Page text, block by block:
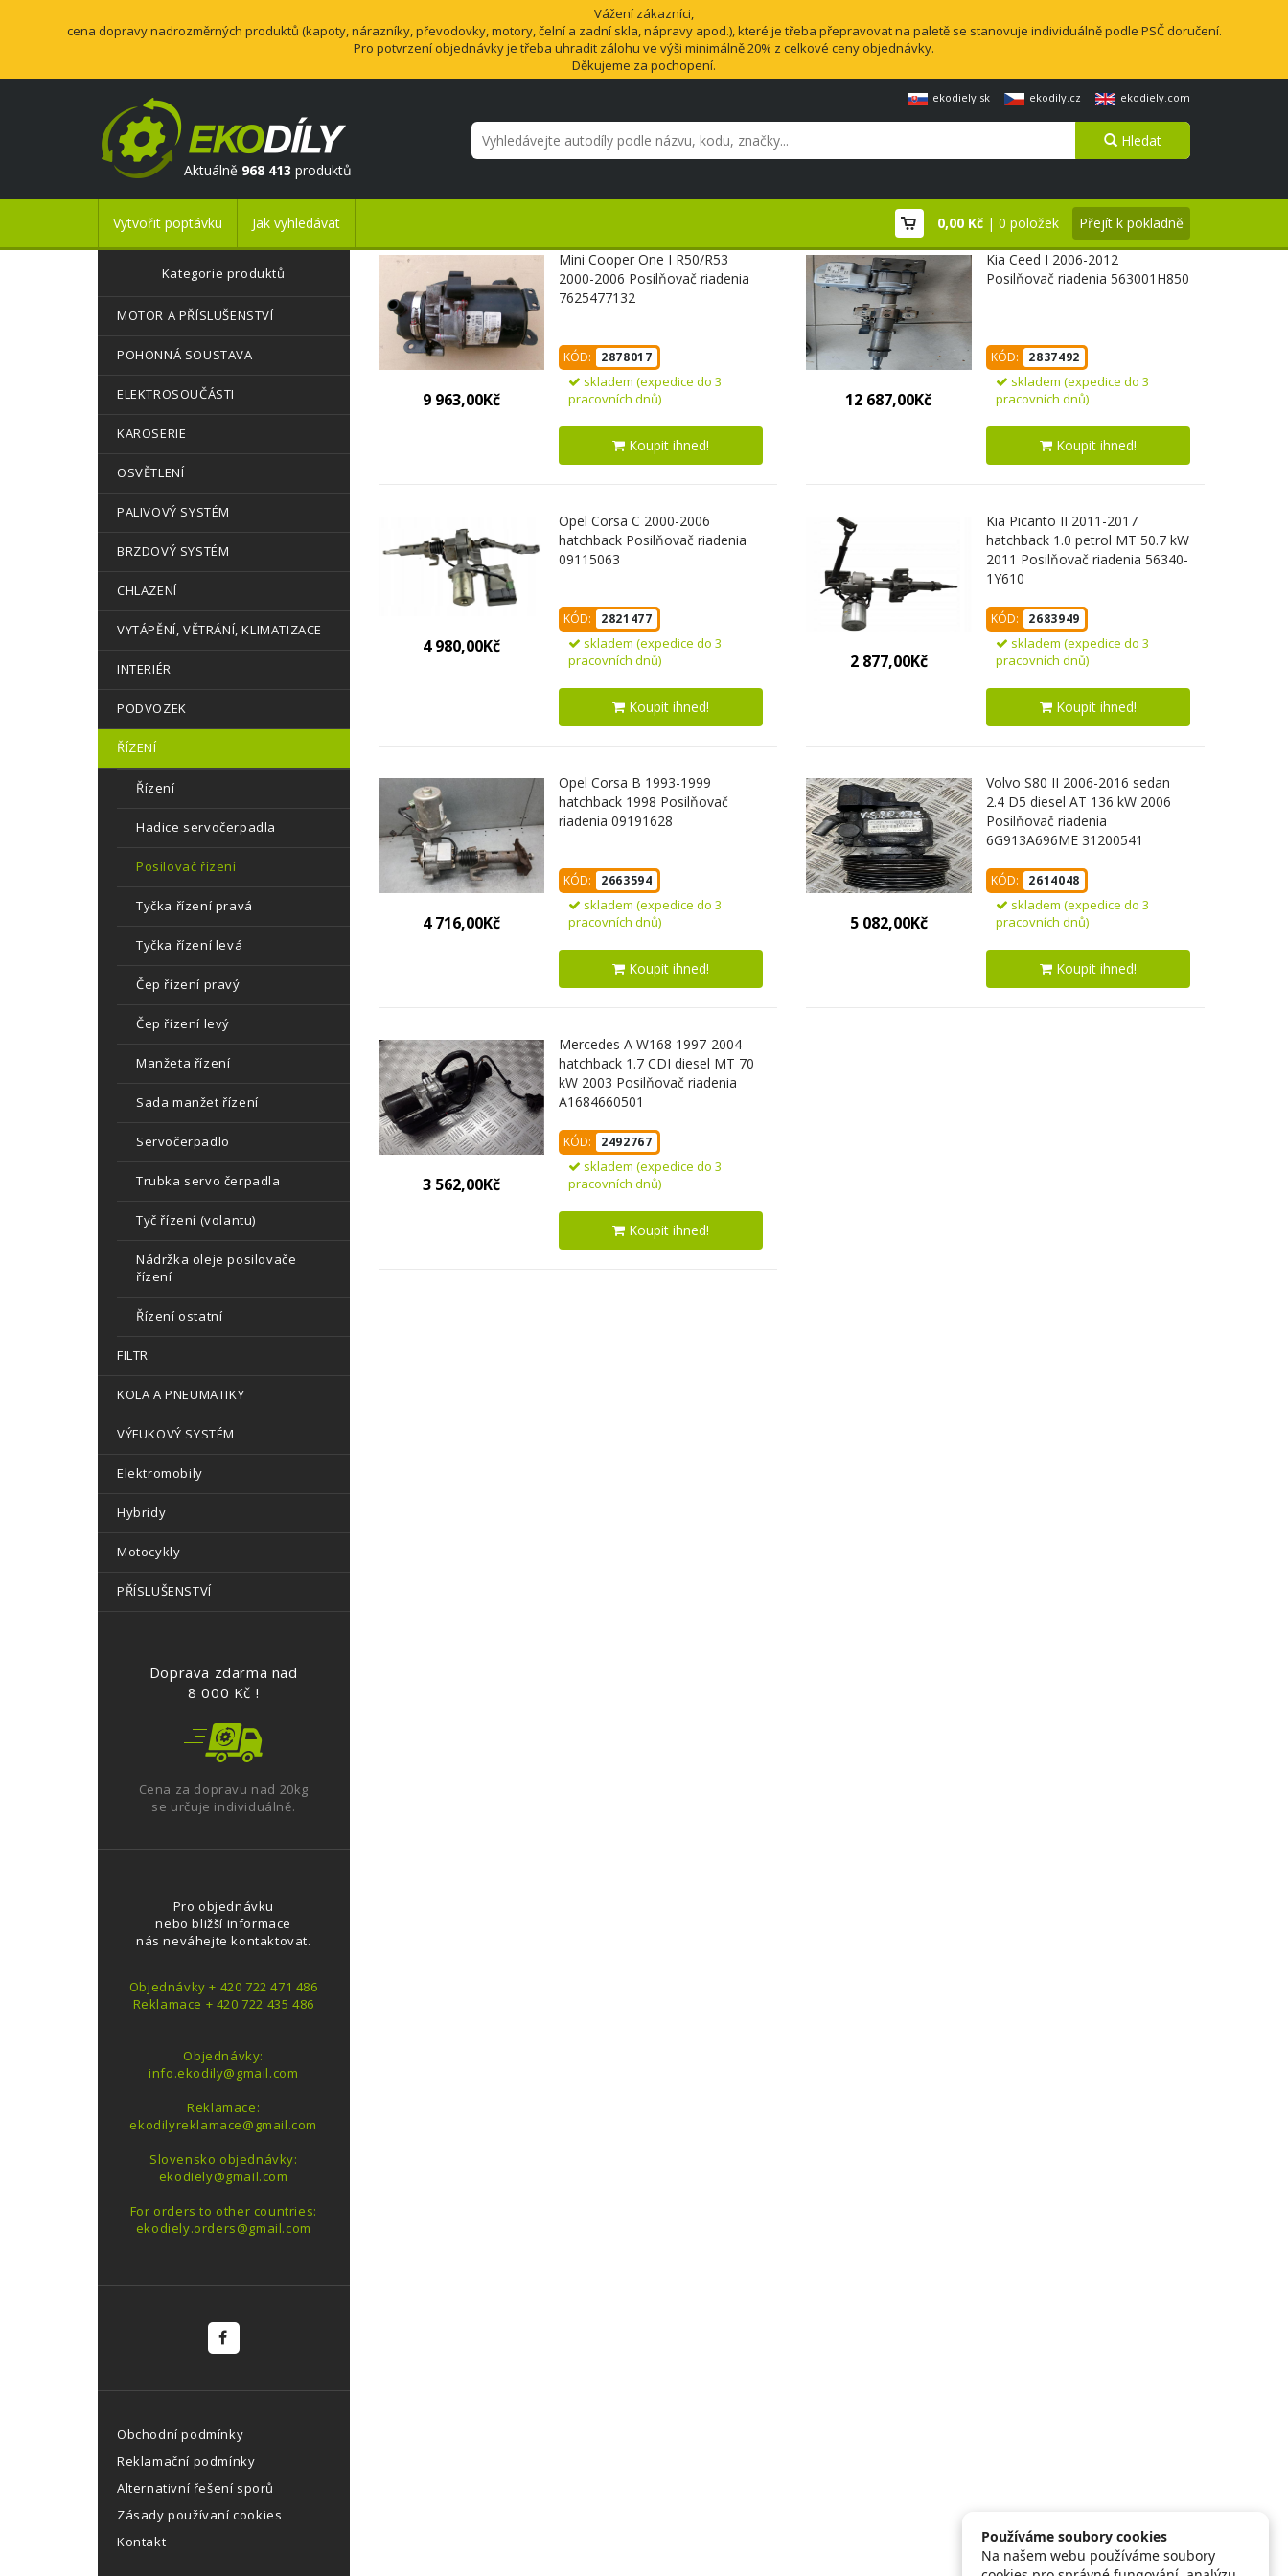
Vážení zákazníci,
cena dopravy nadrozměrných produktů (kapoty, nárazníky, převodovky, motory, čelní a zadní skla, nápravy apod.), které je třeba přepravovat na paletě se stanovuje individuálně podle PSČ doručení.
Pro potvrzení objednávky je třeba uhradit zálohu ve výši minimálně 20% z celkové ceny objednávky.
Děkujeme za pochopení.
ekodiely.sk ekodily.cz ekodiely.com
Aktuálně 968 413 produktů
Hledat
Vytvořit poptávku Jak vyhledávat 0,00 Kč | 0 položek Přejít k pokladně
Kategorie produktů
MOTOR A PŘÍSLUŠENSTVÍ
POHONNÁ SOUSTAVA
ELEKTROSOUČÁSTI
KAROSERIE
OSVĚTLENÍ
PALIVOVÝ SYSTÉM
BRZDOVÝ SYSTÉM
CHLAZENÍ
VYTÁPĚNÍ, VĚTRÁNÍ, KLIMATIZACE
INTERIÉR
PODVOZEK
ŘÍZENÍ
Řízení
Hadice servočerpadla
Posilovač řízení
Tyčka řízení pravá
Tyčka řízení levá
Čep řízení pravý
Čep řízení levý
Manžeta řízení
Sada manžet řízení
Servočerpadlo
Trubka servo čerpadla
Tyč řízení (volantu)
Nádržka oleje posilovače
řízení
Řízení ostatní
FILTR
KOLA A PNEUMATIKY
VÝFUKOVÝ SYSTÉM
Elektromobily
Hybridy
Motocykly
PŘÍSLUŠENSTVÍ
Doprava zdarma nad
8 000 Kč !
Cena za dopravu nad 20kg
se určuje individuálně.
Pro objednávku
nebo bližší informace
nás neváhejte kontaktovat.
Objednávky + 420 722 471 486
Reklamace + 420 722 435 486
Objednávky:
info.ekodily@gmail.com
Reklamace:
ekodilyreklamace@gmail.com
Slovensko objednávky:
ekodiely@gmail.com
For orders to other countries:
ekodiely.orders@gmail.com
Obchodní podmínky
Reklamační podmínky
Alternativní řešení sporů
Zásady používaní cookies
Kontakt
9 963,00Kč
Mini Cooper One I R50/R53
2000-2006 Posilňovač riadenia
7625477132
KÓD: 2878017
skladem (expedice do 3
pracovních dnů)
Koupit ihned!
12 687,00Kč
Kia Ceed I 2006-2012
Posilňovač riadenia 563001H850
KÓD: 2837492
skladem (expedice do 3
pracovních dnů)
Koupit ihned!
4 980,00Kč
Opel Corsa C 2000-2006
hatchback Posilňovač riadenia
09115063
KÓD: 2821477
skladem (expedice do 3
pracovních dnů)
Koupit ihned!
2 877,00Kč
Kia Picanto II 2011-2017
hatchback 1.0 petrol MT 50.7 kW
2011 Posilňovač riadenia 56340-
1Y610
KÓD: 2683949
skladem (expedice do 3
pracovních dnů)
Koupit ihned!
4 716,00Kč
Opel Corsa B 1993-1999
hatchback 1998 Posilňovač
riadenia 09191628
KÓD: 2663594
skladem (expedice do 3
pracovních dnů)
Koupit ihned!
5 082,00Kč
Volvo S80 II 2006-2016 sedan
2.4 D5 diesel AT 136 kW 2006
Posilňovač riadenia
6G913A696ME 31200541
KÓD: 2614048
skladem (expedice do 3
pracovních dnů)
Koupit ihned!
3 562,00Kč
Mercedes A W168 1997-2004
hatchback 1.7 CDI diesel MT 70
kW 2003 Posilňovač riadenia
A1684660501
KÓD: 2492767
skladem (expedice do 3
pracovních dnů)
Koupit ihned!
Používáme soubory cookies
Na našem webu používáme soubory